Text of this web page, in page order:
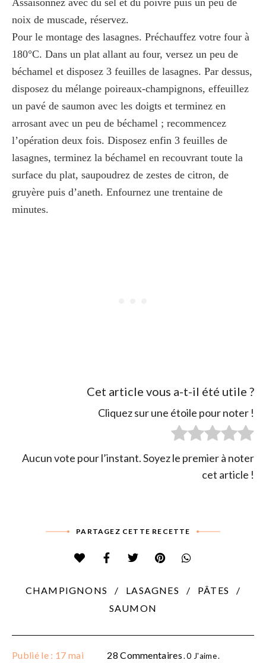
noix de muscade, réservez.
Pour le montage des lasagnes. Préchauffez votre four à
180°C. Dans un plat allant au four, versez un peu de
béchamel et disposez 3 feuilles de lasagnes. Par dessus,
disposez du mélange poireaux-champignons, effeuillez
un pavé de saumon avec les doigts et terminez en
arrosant avec un peu de béchamel ; recommencez
l’opération deux fois. Disposez enfin 3 feuilles de
lasagnes, terminez la béchamel en recouvrant toute la
surface du plat, saupoudrez de zestes de citron, de
gruyère puis d’aneth. Enfournez une trentaine de
minutes.
Cet article vous a-t-il été utile ?
Cliquez sur une étoile pour noter !
Aucun vote pour l’instant. Soyez le premier à noter
cet article !
PARTAGEZ CETTE RECETTE
CHAMPIGNONS LASAGNES
PÂTES
SAUMON
Publié le : 17 mai 28 Commentaires 0 J'aime